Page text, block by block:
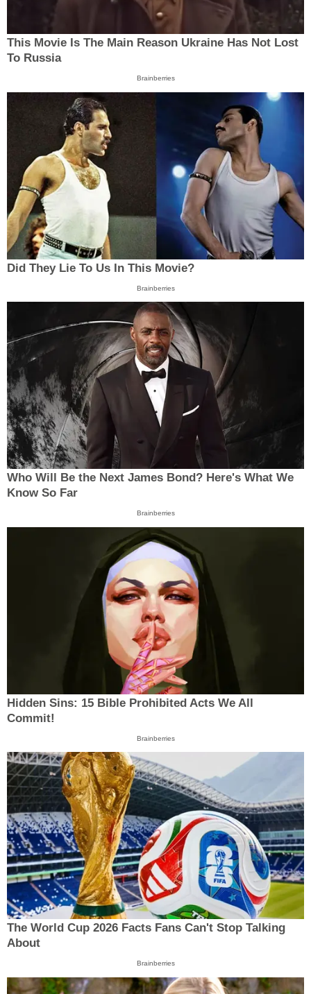
This Movie Is The Main Reason Ukraine Has Not Lost
To Russia
Brainberries
Did They Lie To Us In This Movie?
Brainberries
Who Will Be the Next James Bond? Here's What We
Know So Far
Brainberries
Hidden Sins: 15 Bible Prohibited Acts We All
Commit!
Brainberries
The World Cup 2026 Facts Fans Can't Stop Talking
About
Brainberries